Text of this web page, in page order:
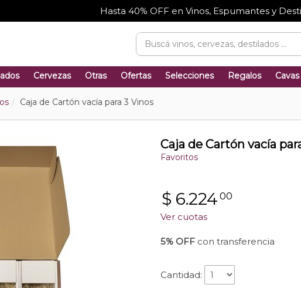
Hasta 40% OFF en Vinos, Espumantes y
Cervezas Otras Ofertas Selecciones Regalos Cavas
Caja de Cartón vacía para 3 Vinos
Caja de Cartón vacía
Favoritos
$ 6.224 00
Ver cuotas
5% OFFcon transferencia
Cantidad: